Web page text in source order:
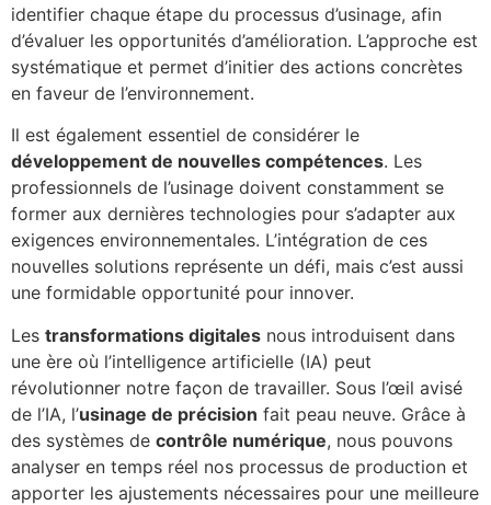
identifier chaque étape du processus d’usinage, afin
d’évaluer les opportunités d’amélioration. L’approche est
systématique et permet d’initier des actions concrètes
en faveur de l’environnement.
Il est également essentiel de considérer le
développement de nouvelles compétences. Les
professionnels de l’usinage doivent constamment se
former aux dernières technologies pour s’adapter aux
exigences environnementales. L’intégration de ces
nouvelles solutions représente un défi, mais c’est aussi
une formidable opportunité pour innover.
Les transformations digitales nous introduisent dans
une ère où l’intelligence artificielle (IA) peut
révolutionner notre façon de travailler. Sous l’œil avisé
de l’IA, l’usinage de précision fait peau neuve. Grâce à
des systèmes de contrôle numérique, nous pouvons
analyser en temps réel nos processus de production et
apporter les ajustements nécessaires pour une meilleure